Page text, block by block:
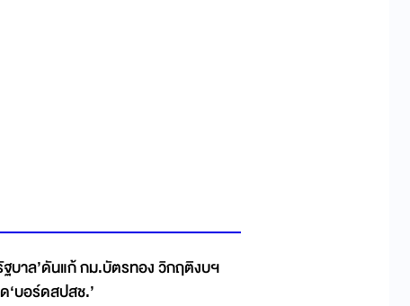
ฐบาล’ดันแก้ กม.บัตรทอง วิกฤติงบฯ
‘บอร์ดสปสช.’